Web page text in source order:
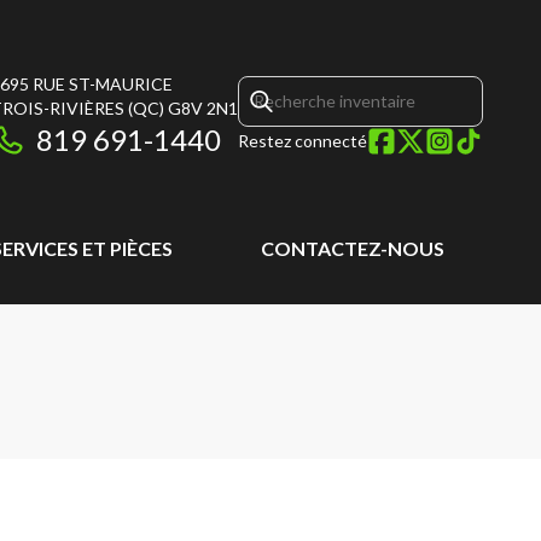
RUE ST-MAURICE
RIVIÈRES (QC) G8V 2N1
819 691-1440 Restez connecté
ET PIÈCES CONTACTEZ-NOUS